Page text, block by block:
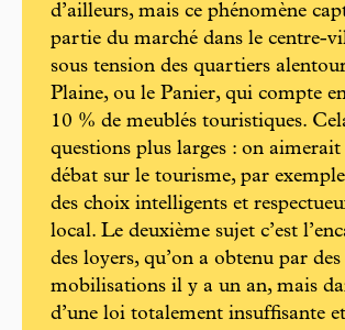
d’ailleurs, mais ce phénomène
partie du marché dans le centre-
sous tension des quartiers
Plaine, ou le Panier, qui compte
10 % de meublés touristiques.
questions plus larges : on
débat sur le tourisme, par
des choix intelligents et
local. Le deuxième sujet c’est
des loyers, qu’on a obtenu par des
mobilisations il y a un an, mais
d’une loi totalement insuffisante